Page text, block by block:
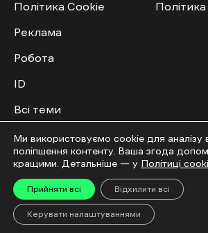
Політика Cookie
Реклама
Робота
ID
Всі теми
Публічний договір
Політика
Мультимедіа
Відео
Фото
Ми використовуємо cookie для аналізу
поліпшення контенту. Ваша згода
кращими. Детальніше — у Політиці
Прийняти всі Відхилити всі
Керувати налаштуваннями